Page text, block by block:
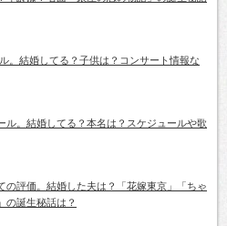
。結婚してる？子供は？コンサート情報な
ル。結婚してる？本名は？スケジュールや歌
の評価。結婚した夫は？「花嫁東京」「ちゃ
の誕生秘話は？